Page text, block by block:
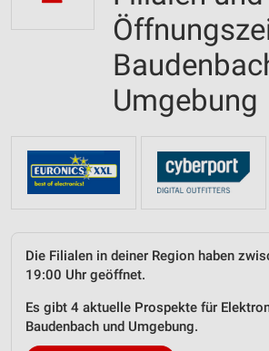
Umgebung
Die Filialen in deiner Region haben
19:00 Uhr geöffnet.
Es gibt 4 aktuelle Prospekte für
Baudenbach und Umgebung.